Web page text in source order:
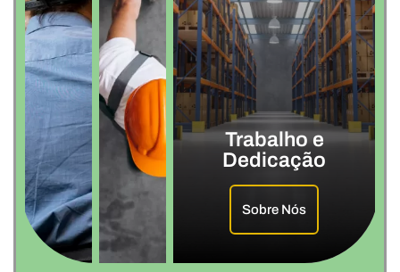
Trabalho e
Dedicação
Sobre Nós